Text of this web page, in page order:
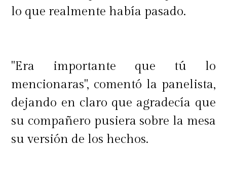
lo que realmente había pasado.
"Era importante que tú lo
mencionaras", comentó la panelista,
dejando en claro que agradecía que
su compañero pusiera sobre la mesa
su versión de los hechos.